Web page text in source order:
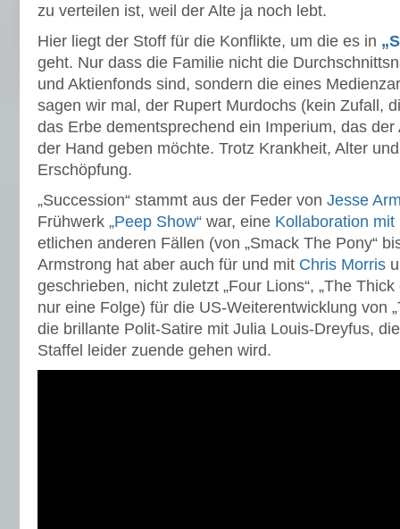
zu verteilen ist, weil der Alte ja noch lebt.
Hier liegt der Stoff für die Konflikte, um die es in
geht. Nur dass die Familie nicht die
und Aktienfonds sind, sondern die eines
sagen wir mal, der Rupert Murdochs (kein Zufall,
das Erbe dementsprechend ein Imperium, das
der Hand geben möchte. Trotz Krankheit, Alter
Erschöpfung.
„Succession“ stammt aus der Feder von Jesse
Frühwerk „Peep Show“ war, eine Kollaboration mit
etlichen anderen Fällen (von „Smack The Pony“
Armstrong hat aber auch für und mit Chris Morris
geschrieben, nicht zuletzt „Four Lions“, „The
nur eine Folge) für die US-Weiterentwicklung von
die brillante Polit-Satire mit Julia Louis-Dreyfus,
Staffel leider zuende gehen wird.